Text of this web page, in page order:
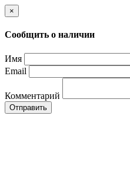
×
Сообщить о наличии
Имя
Email
Комментарий
Отправить